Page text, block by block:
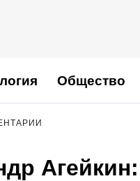
Общество
Агейкин: